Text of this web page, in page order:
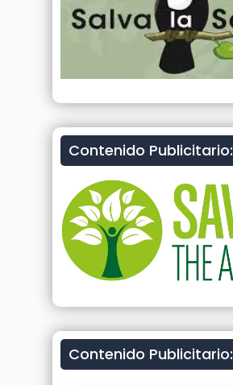
Contenido Publicitario:
Contenido Publicitario: